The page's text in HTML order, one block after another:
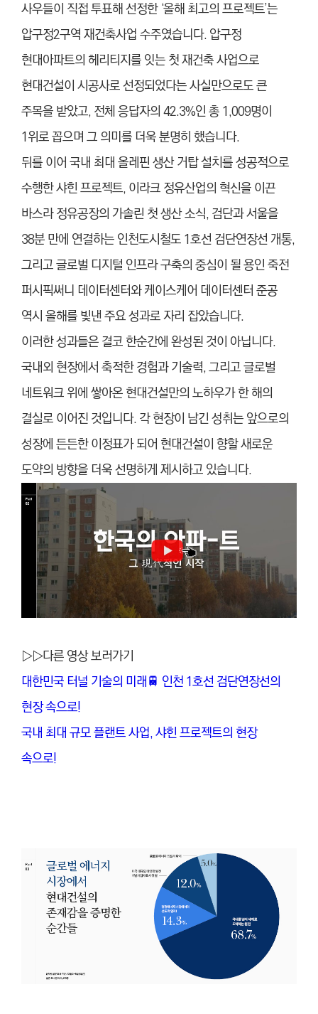
사우들이 직접 투표해 선정한 ‘올해 최고의 프로젝트’는
압구정2구역 재건축사업 수주였습니다. 압구정
현대아파트의 헤리티지를 잇는 첫 재건축 사업으로
현대건설이 시공사로 선정되었다는 사실만으로도 큰
주목을 받았고, 전체 응답자의 42.3%인 총 1,009명이
1위로 꼽으며 그 의미를 더욱 분명히 했습니다.
뒤를 이어 국내 최대 올레핀 생산 거탑 설치를 성공적으로
수행한 샤힌 프로젝트, 이라크 정유산업의 혁신을 이끈
바스라 정유공장의 가솔린 첫 생산 소식, 검단과 서울을
38분 만에 연결하는 인천도시철도 1호선 검단연장선 개통,
그리고 글로벌 디지털 인프라 구축의 중심이 될 용인 죽전
퍼시픽써니 데이터센터와 케이스케어 데이터센터 준공
역시 올해를 빛낸 주요 성과로 자리 잡았습니다.
이러한 성과들은 결코 한순간에 완성된 것이 아닙니다.
국내외 현장에서 축적한 경험과 기술력, 그리고 글로벌
네트워크 위에 쌓아온 현대건설만의 노하우가 한 해의
결실로 이어진 것입니다. 각 현장이 남긴 성취는 앞으로의
성장에 든든한 이정표가 되어 현대건설이 향할 새로운
도약의 방향을 더욱 선명하게 제시하고 있습니다.
▷▷다른 영상 보러가기
대한민국 터널 기술의 미래🚆 인천 1호선 검단연장선의
현장 속으로!
국내 최대 규모 플랜트 사업, 샤힌 프로젝트의 현장
속으로!